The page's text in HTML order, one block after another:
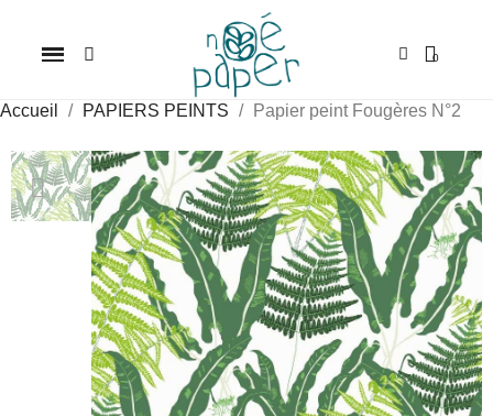
Accueil PAPIERS PEINTS Papier peint Fougères N°2